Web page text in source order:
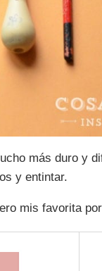
más duro y
y entintar.
mis favorita